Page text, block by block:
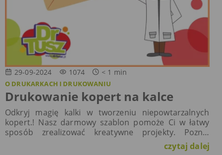
29-09-2024 1074 < 1 min
O DRUKARKACH I DRUKOWANIU
Drukowanie kopert na kalce
Odkryj magię kalki w tworzeniu niepowtarzalnych
kopert.! Nasz darmowy szablon pomoże Ci w łatwy
sposób zrealizować kreatywne projekty. Poznaj
praktyczne wskazówki dotyczące druku na delikatnym
czytaj dalej